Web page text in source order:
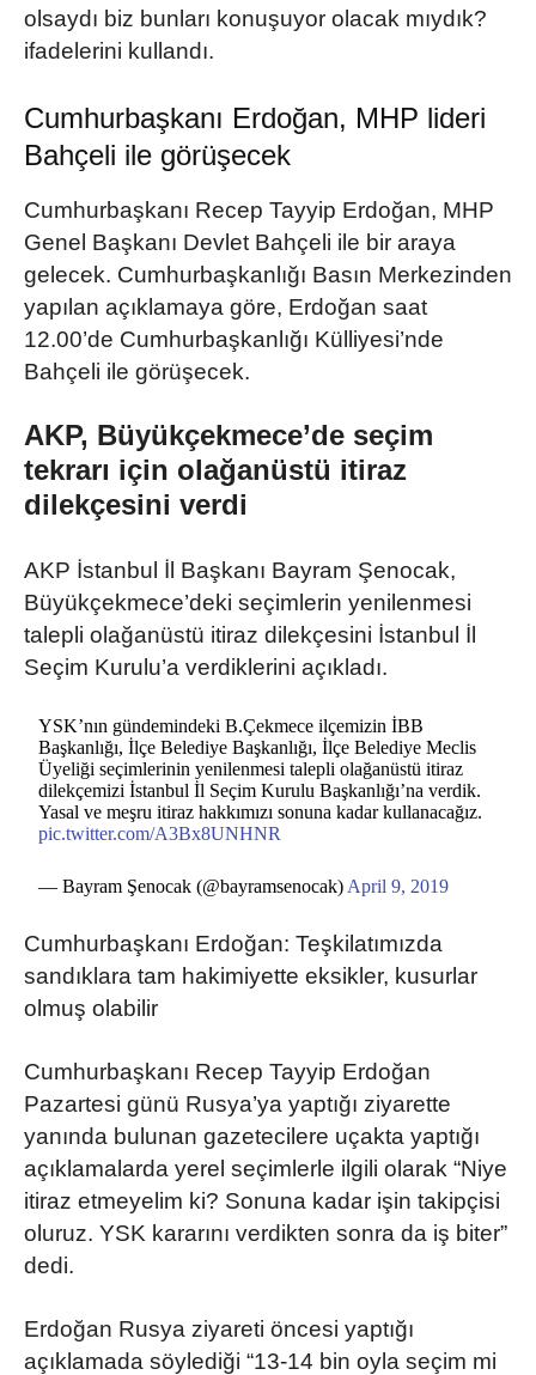
olsaydı biz bunları konuşuyor olacak mıydık?
ifadelerini kullandı.
Cumhurbaşkanı Erdoğan, MHP lideri
Bahçeli ile görüşecek
Cumhurbaşkanı Recep Tayyip Erdoğan, MHP
Genel Başkanı Devlet Bahçeli ile bir araya
gelecek. Cumhurbaşkanlığı Basın Merkezinden
yapılan açıklamaya göre, Erdoğan saat
12.00’de Cumhurbaşkanlığı Külliyesi’nde
Bahçeli ile görüşecek.
AKP, Büyükçekmece’de seçim
tekrarı için olağanüstü itiraz
dilekçesini verdi
AKP İstanbul İl Başkanı Bayram Şenocak,
Büyükçekmece’deki seçimlerin yenilenmesi
talepli olağanüstü itiraz dilekçesini İstanbul İl
Seçim Kurulu’a verdiklerini açıkladı.
YSK’nın gündemindeki B.Çekmece ilçemizin İBB
Başkanlığı, İlçe Belediye Başkanlığı, İlçe Belediye Meclis
Üyeliği seçimlerinin yenilenmesi talepli olağanüstü itiraz
dilekçemizi İstanbul İl Seçim Kurulu Başkanlığı’na verdik.
Yasal ve meşru itiraz hakkımızı sonuna kadar kullanacağız.
pic.twitter.com/A3Bx8UNHNR
— Bayram Şenocak (@bayramsenocak) April 9, 2019
Cumhurbaşkanı Erdoğan: Teşkilatımızda
sandıklara tam hakimiyette eksikler, kusurlar
olmuş olabilir
Cumhurbaşkanı Recep Tayyip Erdoğan
Pazartesi günü Rusya’ya yaptığı ziyarette
yanında bulunan gazetecilere uçakta yaptığı
açıklamalarda yerel seçimlerle ilgili olarak “Niye
itiraz etmeyelim ki? Sonuna kadar işin takipçisi
oluruz. YSK kararını verdikten sonra da iş biter”
dedi.
Erdoğan Rusya ziyareti öncesi yaptığı
açıklamada söylediği “13-14 bin oyla seçim mi